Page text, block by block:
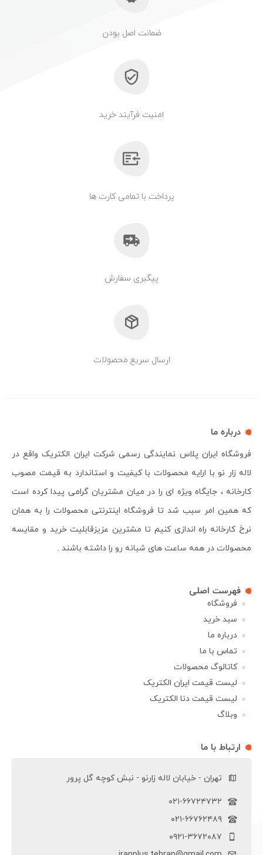
ضمانت اصل بودن
امنیت فرآیند خرید
پرداخت با تمامی کارت ها
پیگیری سفارش
ارسال سریع محصولات
درباره ما
فروشگاه ایران پلاس نمایندگی رسمی شرکت ایران الکتریک واقع در
لاله زار نو با ارایه محصولات با کیفیت و استاندارد به قیمت مصوب
کارخانه ، جایگاه ویژه ای را در میان مشتریان گرامی پیدا کرده است
که همین امر سبب شد تا فروشگاه اینترنتی محصولات را به همان
نرخ کارخانه راه اندازی کنیم تا مشترین عزیزقابلیت خرید و مقایسه
محصولات در همه ساعت های شبانه رو را داشته باشند .
فهرست اصلی
فروشگاه
سبد خرید
درباره ما
تماس با ما
کاتالوگ محصولات
لیست قیمت ایران الکتریک
لیست قیمت دنا الکتریک
وبلاگ
ارتباط با ما
تهران - خیابان لاله زارنو - نبش کوچه گل پرور
۰۲۱-۶۶۷۲۴۷۳۲
۰۲۱-۶۶۷۶۲۴۸۹
۰۹۲۱-۳۶۷۲۰۸۷